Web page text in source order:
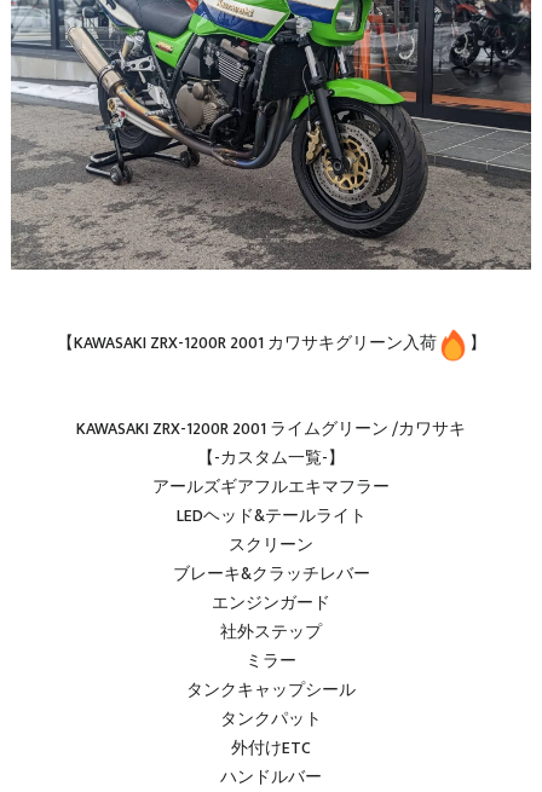
【KAWASAKI ZRX-1200R 2001 カワサキグリーン入荷 】
KAWASAKI ZRX-1200R 2001 ライムグリーン /カワサキ
【-カスタム一覧-】
アールズギアフルエキマフラー
LEDヘッド&テールライト
スクリーン
ブレーキ&クラッチレバー
エンジンガード
社外ステップ
ミラー
タンクキャップシール
タンクパット
外付けETC
ハンドルバー